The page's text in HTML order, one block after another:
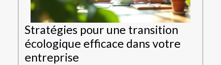
Stratégies pour une transition
écologique efficace dans votre
entreprise